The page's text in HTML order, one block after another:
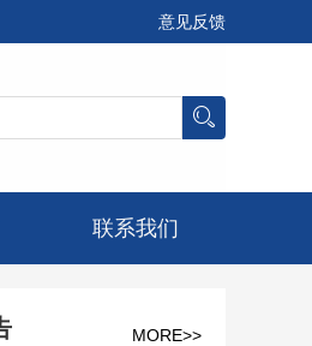
意见反馈
联系我们
MORE>>